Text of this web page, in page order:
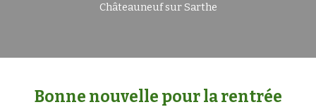
Châteauneuf sur Sarthe
Bonne nouvelle pour la rentrée